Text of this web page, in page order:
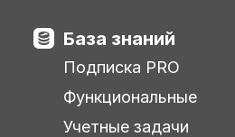
База знаний
Подписка PRO
Функциональные
Учетные задачи